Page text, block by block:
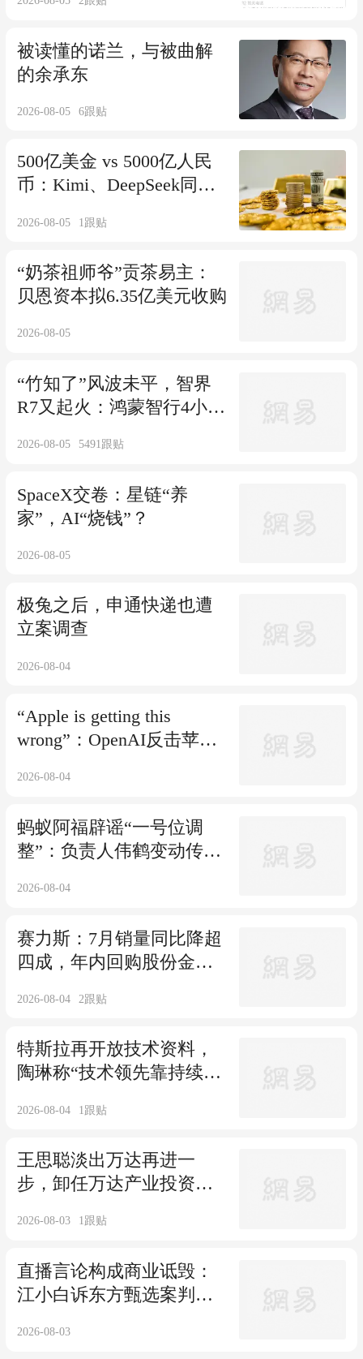
被读懂的诺兰，与被曲解
的余承东
2026-08-05 6跟贴
500亿美金 vs 5000亿人民
币：Kimi、DeepSeek同日
2026-08-05 1跟贴
“奶茶祖师爷”贡茶易主：
贝恩资本拟6.35亿美元收购
2026-08-05
“竹知了”风波未平，智界
R7又起火：鸿蒙智行4小时
2026-08-05 5491跟贴
SpaceX交卷：星链“养
家”，AI“烧钱”？
2026-08-05
极兔之后，申通快递也遭
立案调查
2026-08-04
“Apple is getting this
wrong”：OpenAI反击苹果
2026-08-04
蚂蚁阿福辟谣“一号位调
整”：负责人伟鹤变动传闻
2026-08-04
赛力斯：7月销量同比降超
四成，年内回购股份金额
2026-08-04 2跟贴
特斯拉再开放技术资料，
陶琳称“技术领先靠持续创
2026-08-04 1跟贴
王思聪淡出万达再进一
步，卸任万达产业投资公
2026-08-03 1跟贴
直播言论构成商业诋毁：
江小白诉东方甄选案判决
2026-08-03